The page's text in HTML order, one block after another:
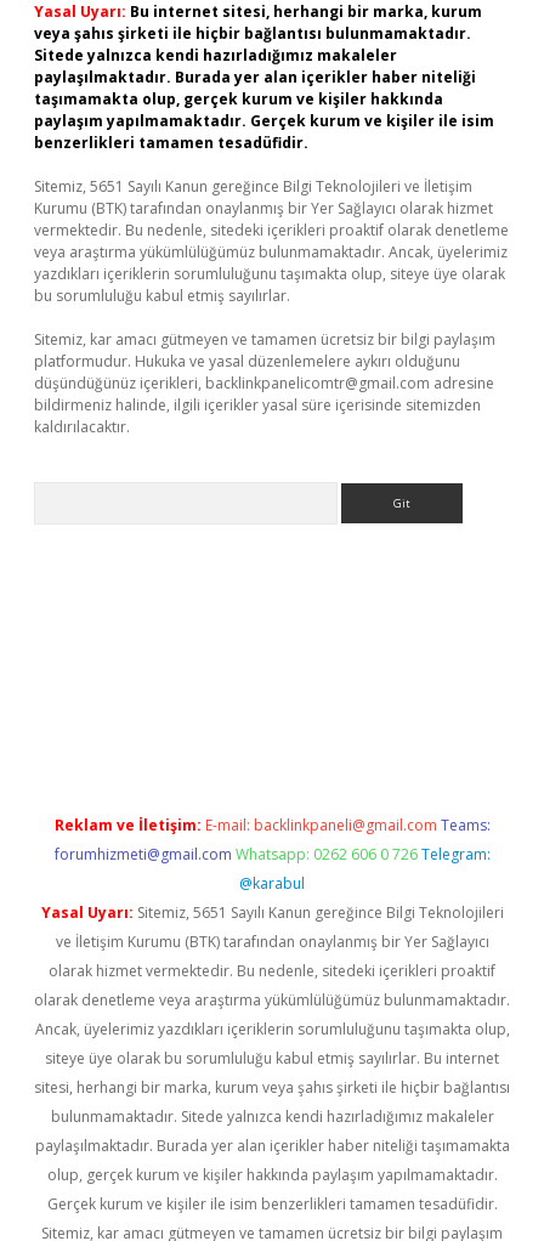
Yasal Uyarı: Bu internet sitesi, herhangi bir marka, kurum
veya şahıs şirketi ile hiçbir bağlantısı bulunmamaktadır.
Sitede yalnızca kendi hazırladığımız makaleler
paylaşılmaktadır. Burada yer alan içerikler haber niteliği
taşımamakta olup, gerçek kurum ve kişiler hakkında
paylaşım yapılmamaktadır. Gerçek kurum ve kişiler ile isim
benzerlikleri tamamen tesadüfidir.
Sitemiz, 5651 Sayılı Kanun gereğince Bilgi Teknolojileri ve İletişim
Kurumu (BTK) tarafından onaylanmış bir Yer Sağlayıcı olarak hizmet
vermektedir. Bu nedenle, sitedeki içerikleri proaktif olarak denetleme
veya araştırma yükümlülüğümüz bulunmamaktadır. Ancak, üyelerimiz
yazdıkları içeriklerin sorumluluğunu taşımakta olup, siteye üye olarak
bu sorumluluğu kabul etmiş sayılırlar.
Sitemiz, kar amacı gütmeyen ve tamamen ücretsiz bir bilgi paylaşım
platformudur. Hukuka ve yasal düzenlemelere aykırı olduğunu
düşündüğünüz içerikleri, backlinkpanelicomtr@gmail.com adresine
bildirmeniz halinde, ilgili içerikler yasal süre içerisinde sitemizden
kaldırılacaktır.
Reklam ve İletişim: E-mail: backlinkpaneli@gmail.com Teams:
forumhizmeti@gmail.com Whatsapp: 0262 606 0 726 Telegram:
@karabul
Yasal Uyarı: Sitemiz, 5651 Sayılı Kanun gereğince Bilgi Teknolojileri
ve İletişim Kurumu (BTK) tarafından onaylanmış bir Yer Sağlayıcı
olarak hizmet vermektedir. Bu nedenle, sitedeki içerikleri proaktif
olarak denetleme veya araştırma yükümlülüğümüz bulunmamaktadır.
Ancak, üyelerimiz yazdıkları içeriklerin sorumluluğunu taşımakta olup,
siteye üye olarak bu sorumluluğu kabul etmiş sayılırlar. Bu internet
sitesi, herhangi bir marka, kurum veya şahıs şirketi ile hiçbir bağlantısı
bulunmamaktadır. Sitede yalnızca kendi hazırladığımız makaleler
paylaşılmaktadır. Burada yer alan içerikler haber niteliği taşımamakta
olup, gerçek kurum ve kişiler hakkında paylaşım yapılmamaktadır.
Gerçek kurum ve kişiler ile isim benzerlikleri tamamen tesadüfidir.
Sitemiz, kar amacı gütmeyen ve tamamen ücretsiz bir bilgi paylaşım